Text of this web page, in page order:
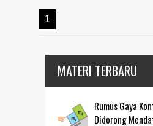
1
MATERI TERBARU
Rumus Gaya
Didorong